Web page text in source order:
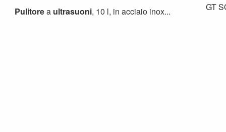
Pulitorea ultrasuoni, 10 l, in acciaio inox... GT